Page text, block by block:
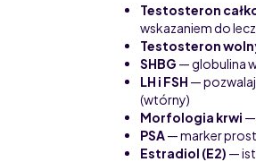
Testosteron
wskazaniem do
Testosteron
SHBG — globulina
LH i FSH —
(wtórny)
Morfologia krwi —
PSA— marker
Estradiol (E2) —